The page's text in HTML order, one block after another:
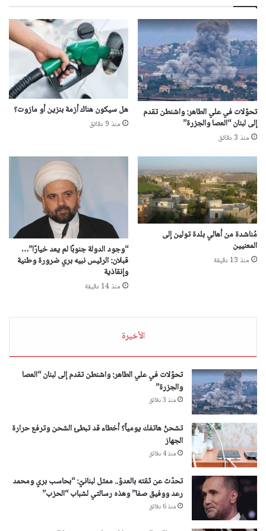
تحوّلات في علي الطاهر: واشنطن تقدم
إلى لبنان “العصا والجزرة”
منذ 3 دقائق
هل سيكون هناك أزمة بنزين أو مازوت؟
منذ 9 دقائق
مُناشدة من أهالي بلدة تولين إلى
المعنيين
منذ 13 دقيقة
“وجود الدولة جنوبًا لم يعد خيارًا”…
قبلان: الرئيس نبيه بري ضرورة وطنية
وإنقاذية
منذ 14 دقيقة
الأخيرة
تحوّلات في علي الطاهر: واشنطن تقدم إلى لبنان “العصا
والجزرة”
منذ 3 دقائق
تشحنُ هاتفك يومياً؟ أخطاء قد تبطئ الشحن وترفع حرارة
الجهاز
منذ 4 دقائق
تحدّث عن ثقته بالعدوّ.. ممثل لبنانيّ: “بحاسب بري ومحمد
رعد ووفيق صفا” وهذه رسالتي لشباب “الحزب”
منذ 6 دقائق